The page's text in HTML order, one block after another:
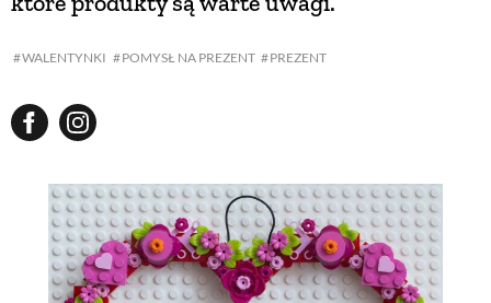
WALENTYNKI POMYSŁ NA PREZENT PREZENT